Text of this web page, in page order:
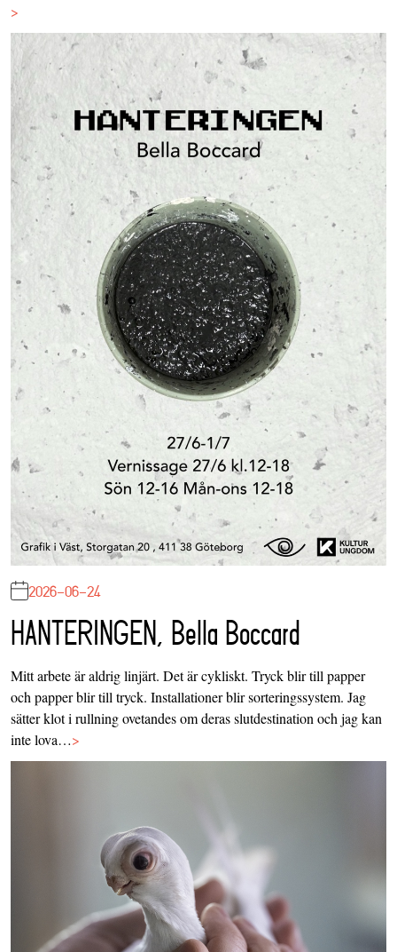
>
2026-06-24
HANTERINGEN, Bella Boccard
Mitt arbete är aldrig linjärt. Det är cykliskt. Tryck blir till papper
och papper blir till tryck. Installationer blir sorteringssystem. Jag
sätter klot i rullning ovetandes om deras slutdestination och jag kan
inte lova…>